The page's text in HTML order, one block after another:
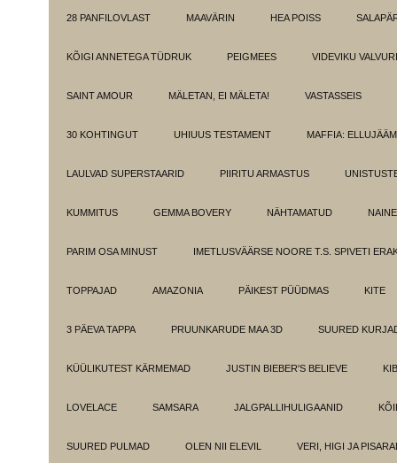
28 PANFILOVLAST MAAVÄRIN HEA POISS
KÕIGI ANNETEGA TÜDRUK PEIGMEES VIDEVIKU
SAINT AMOUR MÄLETAN, EI MÄLETA! VASTASSEIS
30 KOHTINGUT UHIUUS TESTAMENT MAFFIA:
LAULVAD SUPERSTAARID PIIRITU ARMASTUS
KUMMITUS GEMMA BOVERY NÄHTAMATUD
PARIM OSA MINUST IMETLUSVÄÄRSE NOORE T.S. SPIVETI
TOPPAJAD AMAZONIA PÄIKEST PÜÜDMAS KITE
3 PÄEVA TAPPA PRUUNKARUDE MAA 3D SUURED
KÜÜLIKUTEST KÄRMEMAD JUSTIN BIEBER'S BELIEVE
LOVELACE SAMSARA JALGPALLIHULIGAANID
SUURED PULMAD OLEN NII ELEVIL VERI, HIGI JA